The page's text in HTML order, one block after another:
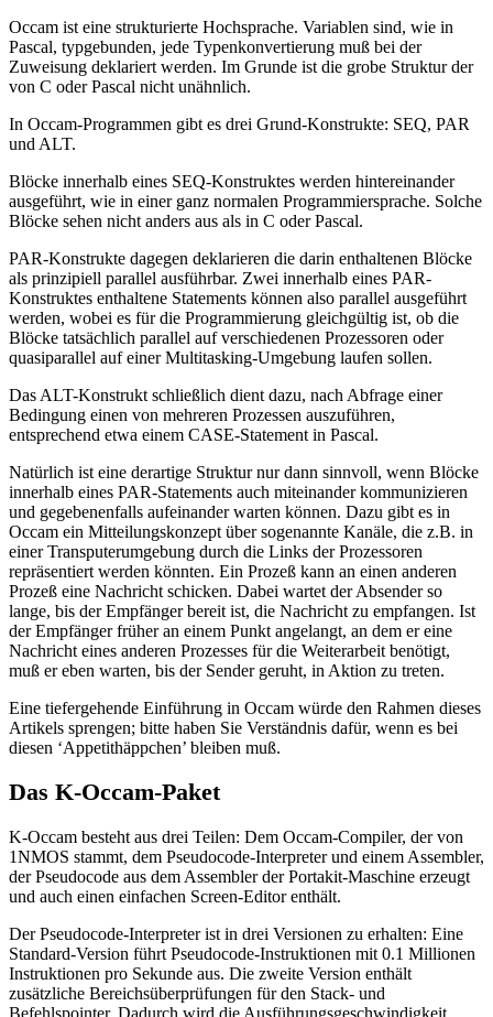
Occam ist eine strukturierte Hochsprache. Variablen sind, wie in
Pascal, typgebunden, jede Typenkonvertierung muß bei der
Zuweisung deklariert werden. Im Grunde ist die grobe Struktur der
von C oder Pascal nicht unähnlich.
In Occam-Programmen gibt es drei Grund-Konstrukte: SEQ, PAR
und ALT.
Blöcke innerhalb eines SEQ-Konstruktes werden hintereinander
ausgeführt, wie in einer ganz normalen Programmiersprache. Solche
Blöcke sehen nicht anders aus als in C oder Pascal.
PAR-Konstrukte dagegen deklarieren die darin enthaltenen Blöcke
als prinzipiell parallel ausführbar. Zwei innerhalb eines PAR-
Konstruktes enthaltene Statements können also parallel ausgeführt
werden, wobei es für die Programmierung gleichgültig ist, ob die
Blöcke tatsächlich parallel auf verschiedenen Prozessoren oder
quasiparallel auf einer Multitasking-Umgebung laufen sollen.
Das ALT-Konstrukt schließlich dient dazu, nach Abfrage einer
Bedingung einen von mehreren Prozessen auszuführen,
entsprechend etwa einem CASE-Statement in Pascal.
Natürlich ist eine derartige Struktur nur dann sinnvoll, wenn Blöcke
innerhalb eines PAR-Statements auch miteinander kommunizieren
und gegebenenfalls aufeinander warten können. Dazu gibt es in
Occam ein Mitteilungskonzept über sogenannte Kanäle, die z.B. in
einer Transputerumgebung durch die Links der Prozessoren
repräsentiert werden könnten. Ein Prozeß kann an einen anderen
Prozeß eine Nachricht schicken. Dabei wartet der Absender so
lange, bis der Empfänger bereit ist, die Nachricht zu empfangen. Ist
der Empfänger früher an einem Punkt angelangt, an dem er eine
Nachricht eines anderen Prozesses für die Weiterarbeit benötigt,
muß er eben warten, bis der Sender geruht, in Aktion zu treten.
Eine tiefergehende Einführung in Occam würde den Rahmen dieses
Artikels sprengen; bitte haben Sie Verständnis dafür, wenn es bei
diesen ‘Appetithäppchen’ bleiben muß.
Das K-Occam-Paket
K-Occam besteht aus drei Teilen: Dem Occam-Compiler, der von
1NMOS stammt, dem Pseudocode-Interpreter und einem Assembler,
der Pseudocode aus dem Assembler der Portakit-Maschine erzeugt
und auch einen einfachen Screen-Editor enthält.
Der Pseudocode-Interpreter ist in drei Versionen zu erhalten: Eine
Standard-Version führt Pseudocode-Instruktionen mit 0.1 Millionen
Instruktionen pro Sekunde aus. Die zweite Version enthält
zusätzliche Bereichsüberprüfungen für den Stack- und
Befehlspointer. Dadurch wird die Ausführungsgeschwindigkeit